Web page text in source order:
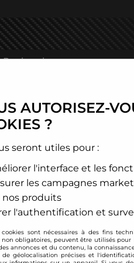
MG >Silentbloc renforcés
AUTORISEZ-
?
seront utiles pour :
l'interface et les
les campagnes
nos produits
l'authentification et
cookies sont nécessaires à des fins
non obligatoires, peuvent être utilisés
annonces et du contenu, la
de géolocalisation précises et